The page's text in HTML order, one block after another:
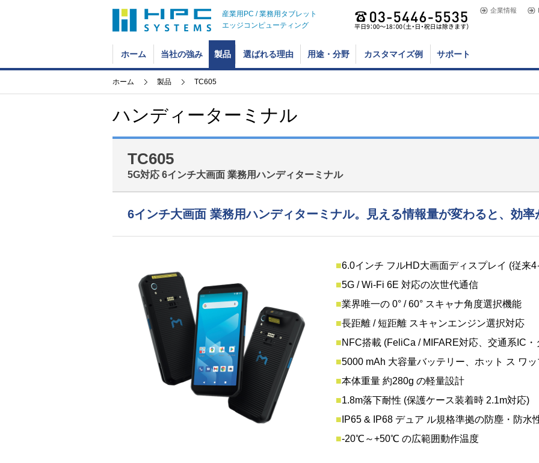
産業用PC / 業務用タブレット
エッジコンピューティング
企業情報
ホーム 当社の強み 製品 選ばれる理由 用途・分野 カスタマイズ例 サポート
ホーム 製品 TC605
ハンディーターミナル
TC605
5G対応 6インチ大画面 業務用ハンディターミナル
6インチ大画面 業務用ハンディターミナル。見える情報量が変わると、効率
■6.0インチ フルHD大画面ディスプレイ (従来
■5G / Wi-Fi 6E 対応の次世代通信
■業界唯一の 0° / 60° スキャナ角度選択機能
■長距離 / 短距離 スキャンエンジン選択対応
■NFC搭載 (FeliCa / MIFARE対応、交通系IC
■5000 mAh 大容量バッテリー、ホット ス ワ
■本体重量 約280g の軽量設計
■1.8m落下耐性 (保護ケース装着時 2.1m対応)
■IP65 & IP68 デュア ル規格準拠の防塵・防水
■-20℃～+50℃ の広範囲動作温度